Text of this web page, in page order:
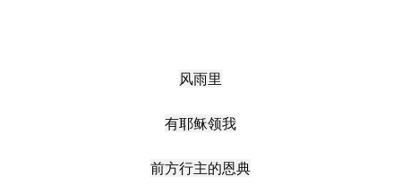
风雨里
有耶稣领我
前方行主的恩典